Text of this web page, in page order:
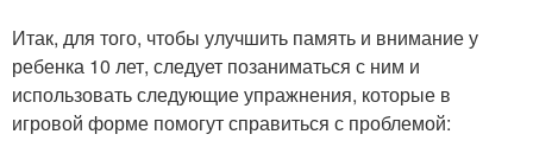
Итак, для того, чтобы улучшить память и внимание у
ребенка 10 лет, следует позаниматься с ним и
использовать следующие упражнения, которые в
игровой форме помогут справиться с проблемой: